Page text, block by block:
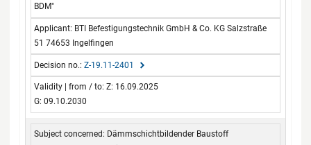
BDM"
BTI Befestigungstechnik GmbH & Co. KG Salzstraße
51 74653 Ingelfingen
Z-19.11-2401
Z: 16.09.2025
G: 09.10.2030
Dämmschichtbildender Baustoff